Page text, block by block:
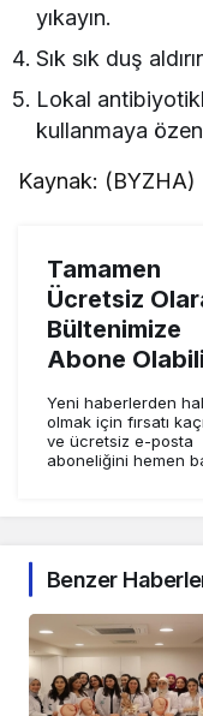
yıkayın.
Sık sık duş
Lokal
kullanmaya
Kaynak: (BYZHA)
Tamamen
Ücretsiz
Bültenimize
Abone
Yeni haberlerden
olmak için fırsatı
ve ücretsiz e-posta
aboneliğini hemen
Benzer